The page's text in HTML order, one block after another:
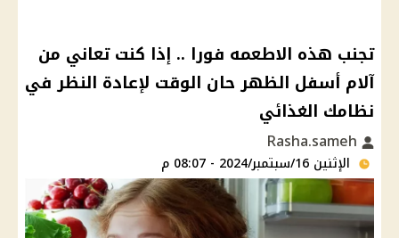
تجنب هذه الاطعمه فورا .. إذا كنت تعاني من
آلام أسفل الظهر حان الوقت لإعادة النظر في
نظامك الغذائي
الإثنين 16/سبتمبر/2024 - 08:07 م